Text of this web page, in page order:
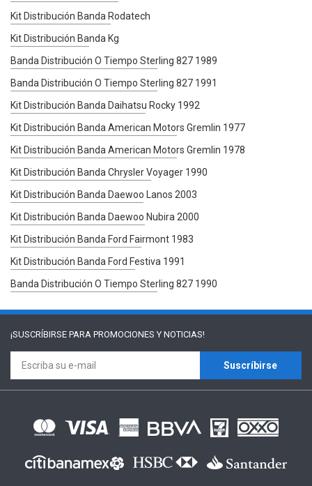
Kit Distribución Banda Rodatech
Kit Distribución Banda Kg
Banda Distribución O Tiempo Sterling 827 1989
Banda Distribución O Tiempo Sterling 827 1991
Kit Distribución Banda Daihatsu Rocky 1992
Kit Distribución Banda American Motors Gremlin 1977
Kit Distribución Banda American Motors Gremlin 1978
Kit Distribución Banda Chrysler Voyager 1990
Kit Distribución Banda Daewoo Lanos 2003
Kit Distribución Banda Daewoo Nubira 2000
Kit Distribución Banda Ford Fairmont 1983
Kit Distribución Banda Ford Festiva 1991
Banda Distribución O Tiempo Sterling 827 1990
¡SUSCRÍBIRSE PARA PROMOCIONES Y NOTICIAS!
Suscríbirse